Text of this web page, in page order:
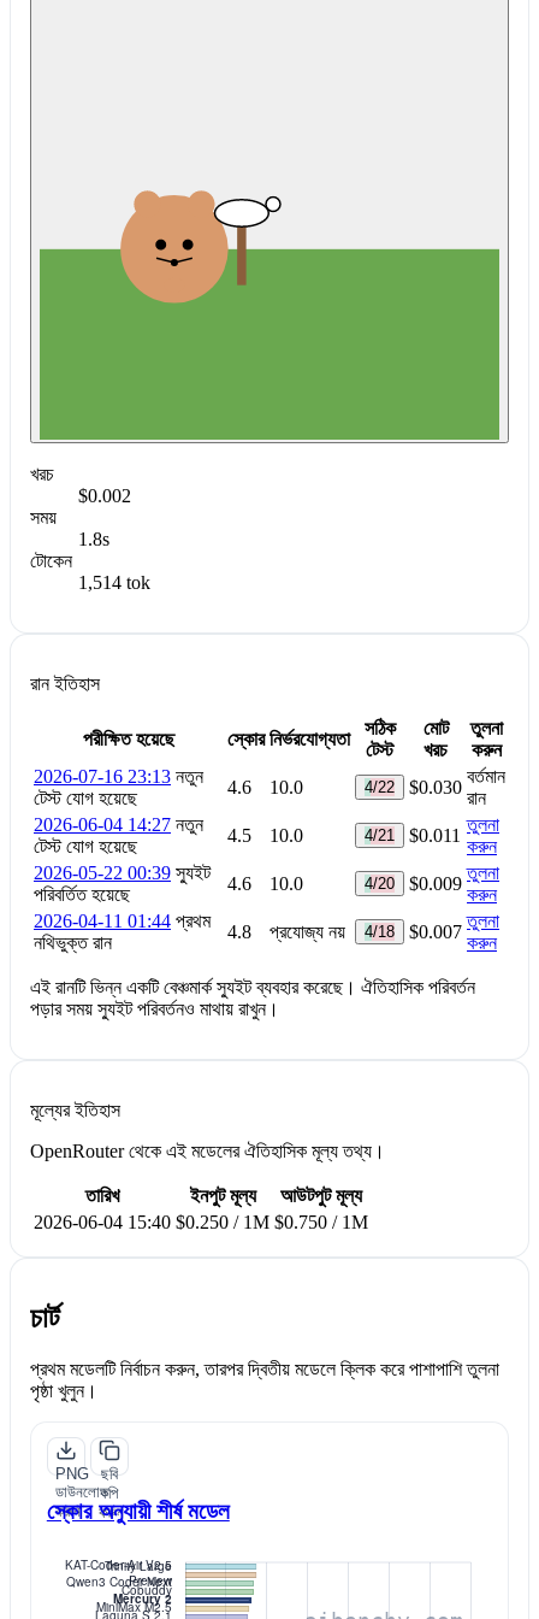
খরচ
$0.002
সময়
1.8s
টোকেন
1,514 tok
রান ইতিহাস
পরীক্ষিত হয়েছে স্কোর নির্ভরযোগ্যতা
সঠিক
টেস্ট
মোট
খরচ
তুলনা
করুন
2026-07-16 23:13 নতুন
টেস্ট যোগ হয়েছে
4.6 10.0 4/22 $0.030
বর্তমান
রান
2026-06-04 14:27 নতুন
টেস্ট যোগ হয়েছে
4.5 10.0 4/21 $0.011
তুলনা
করুন
2026-05-22 00:39 স্যুইট
পরিবর্তিত হয়েছে
4.6 10.0 4/20 $0.009
তুলনা
করুন
2026-04-11 01:44 প্রথম
নথিভুক্ত রান
4.8 প্রযোজ্য নয় 4/18 $0.007
তুলনা
করুন
এই রানটি ভিন্ন একটি বেঞ্চমার্ক স্যুইট ব্যবহার করেছে। ঐতিহাসিক পরিবর্তন
পড়ার সময় স্যুইট পরিবর্তনও মাথায় রাখুন।
মূল্যের ইতিহাস
OpenRouter থেকে এই মডেলের ঐতিহাসিক মূল্য তথ্য।
তারিখ ইনপুট মূল্য
আউটপুট মূল্য
2026-06-04 15:40 $0.250 / 1M $0.750 / 1M
চার্ট
প্রথম মডেলটি নির্বাচন করুন, তারপর দ্বিতীয় মডেলে ক্লিক করে পাশাপাশি তুলনা
পৃষ্ঠা খুলুন।
PNG
ডাউনলোড
করুন
ছবি
কপি
করুন
স্কোর অনুযায়ী শীর্ষ মডেল